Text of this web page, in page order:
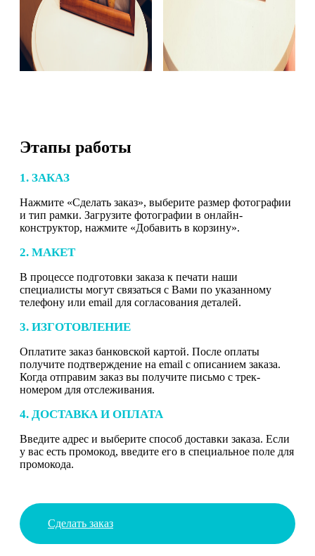
Этапы работы
1. ЗАКАЗ
Нажмите «Сделать заказ», выберите размер фотографии
и тип рамки. Загрузите фотографии в онлайн-
конструктор, нажмите «Добавить в корзину».
2. МАКЕТ
В процессе подготовки заказа к печати наши
специалисты могут связаться с Вами по указанному
телефону или email для согласования деталей.
3. ИЗГОТОВЛЕНИЕ
Оплатите заказ банковской картой. После оплаты
получите подтверждение на email с описанием заказа.
Когда отправим заказ вы получите письмо с трек-
номером для отслеживания.
4. ДОСТАВКА И ОПЛАТА
Введите адрес и выберите способ доставки заказа. Если
у вас есть промокод, введите его в специальное поле для
промокода.
Сделать заказ